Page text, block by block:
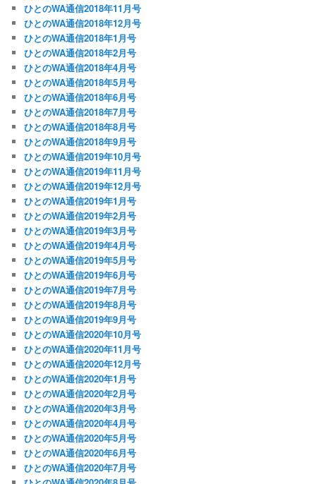
ひとのWA通信2018年11月号
ひとのWA通信2018年12月号
ひとのWA通信2018年1月号
ひとのWA通信2018年2月号
ひとのWA通信2018年4月号
ひとのWA通信2018年5月号
ひとのWA通信2018年6月号
ひとのWA通信2018年7月号
ひとのWA通信2018年8月号
ひとのWA通信2018年9月号
ひとのWA通信2019年10月号
ひとのWA通信2019年11月号
ひとのWA通信2019年12月号
ひとのWA通信2019年1月号
ひとのWA通信2019年2月号
ひとのWA通信2019年3月号
ひとのWA通信2019年4月号
ひとのWA通信2019年5月号
ひとのWA通信2019年6月号
ひとのWA通信2019年7月号
ひとのWA通信2019年8月号
ひとのWA通信2019年9月号
ひとのWA通信2020年10月号
ひとのWA通信2020年11月号
ひとのWA通信2020年12月号
ひとのWA通信2020年1月号
ひとのWA通信2020年2月号
ひとのWA通信2020年3月号
ひとのWA通信2020年4月号
ひとのWA通信2020年5月号
ひとのWA通信2020年6月号
ひとのWA通信2020年7月号